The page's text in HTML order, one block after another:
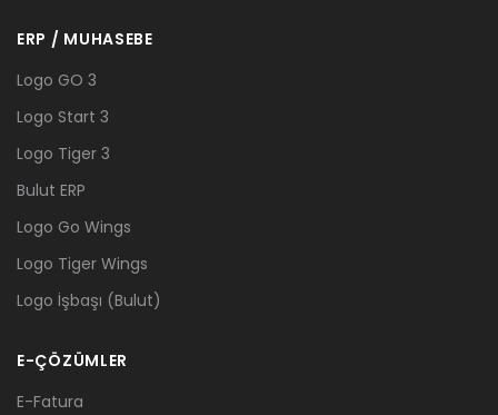
ERP / MUHASEBE
Logo GO 3
Logo Start 3
Logo Tiger 3
Bulut ERP
Logo Go Wings
Logo Tiger Wings
Logo İşbaşı (Bulut)
E-ÇÖZÜMLER
E-Fatura